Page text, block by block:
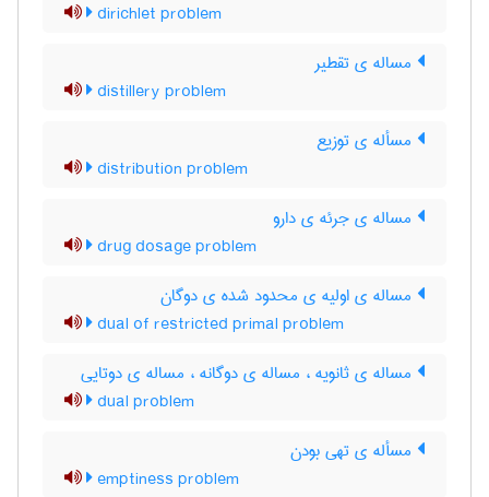
dirichlet problem
مساله ی تقطیر
distillery problem
مسأله ی توزیع
distribution problem
مساله ی جرئه ی دارو
drug dosage problem
مساله ی اولیه ی محدود شده ی دوگان
dual of restricted primal problem
مساله ی ثانویه ، مساله ی دوگانه ، مساله ی دوتایی
dual problem
مسأله ی تهی بودن
emptiness problem